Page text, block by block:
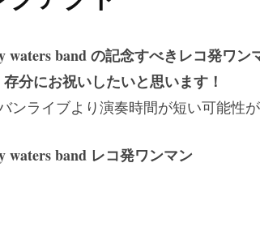
waters band の記念すべきレコ発ワ
分にお祝いしたいと思います！
ンライブより演奏時間が短い可能性
waters band レコ発ワンマン